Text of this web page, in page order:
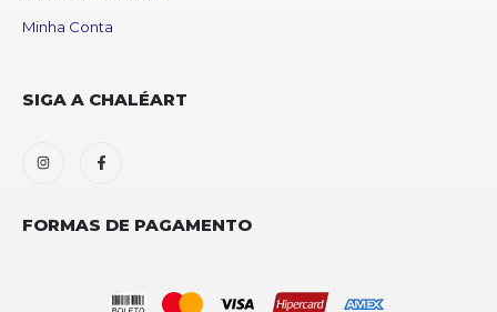
Minha Conta
SIGA A CHALÉART
FORMAS DE PAGAMENTO